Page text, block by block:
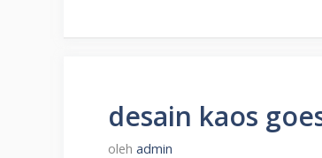
desain kaos
oleh admin